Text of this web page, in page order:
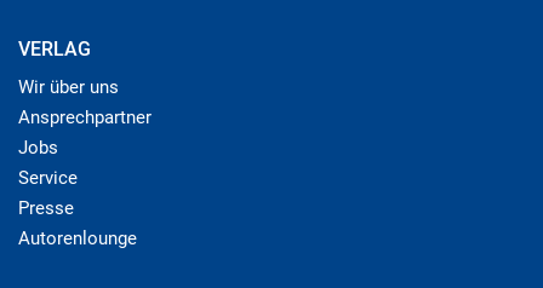
VERLAG
Wir über uns
Ansprechpartner
Jobs
Service
Presse
Autorenlounge